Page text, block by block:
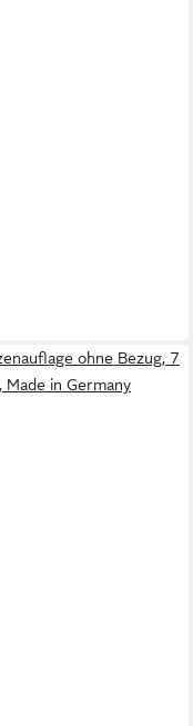
ohne Bezug, 7
Made in Germany